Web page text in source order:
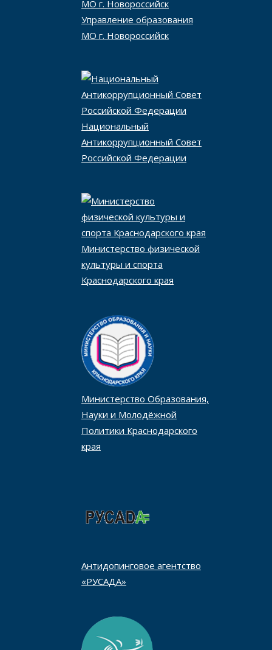
Управление образования
МО г. Новороссийск
Национальный
Антикоррупционный Совет
Российской Федерации
Министерство физической
культуры и спорта
Краснодарского края
Министерство Образования,
Науки и Молодёжной
Политики Краснодарского
края
Антидопинговое агентство
«РУСАДА»